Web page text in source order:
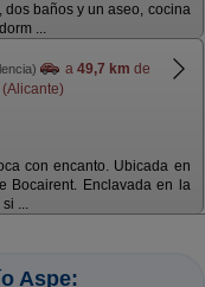
baños y un aseo, cocina
...
a 49,7 km de
con encanto. Ubicada en
Bocairent. Enclavada en la
...
Aspe: